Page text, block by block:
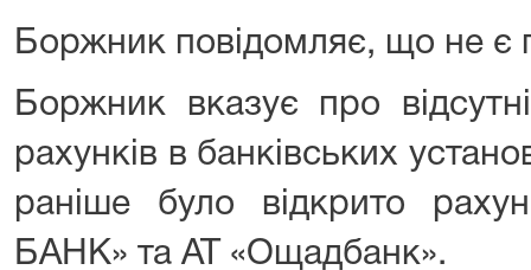
Боржник повідомляє, що не є
Боржник вказує про
рахунків в банківських
раніше було відкрито
БАНК» та АТ «Ощадбанк».